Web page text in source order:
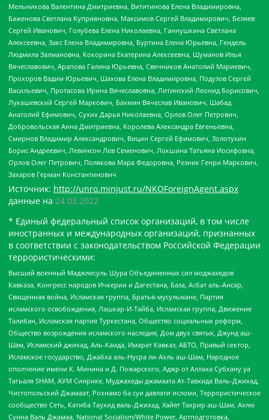
Мельникова Валентина Дмитриевна, Вититинова Елена Владимировна,
Баженова Светлана Куприяновна, Максимов Сергей Владимирович, Беляев
Сергей Иванович, Голубева Елена Николаевна, Ганнушкина Светлана
Алексеевна, Закс Елена Владимировна, Буртина Елена Юрьевна, Гендель
Людмила Залмановна, Кокорина Екатерина Алексеевна, Шуманов Илья
Вячеславович, Арапова Галина Юрьевна, Свечников Анатолий Мариевич,
Прохоров Вадим Юрьевич, Шахова Елена Владимировна, Подузов Сергей
Васильевич, Протасова Ирина Вячеславовна, Литинский Леонид Борисович,
Лукашевский Сергей Маркович, Бахмин Вячеслав Иванович, Шабад
Анатолий Ефимович, Сухих Дарья Николаевна, Орлов Олег Петрович,
Добровольская Анна Дмитриевна, Королева Александра Евгеньевна,
Смирнов Владимир Александрович, Вицин Сергей Ефимович, Золотухин
Борис Андреевич, Левинсон Лев Семенович, Локшина Татьяна Иосифовна,
Орлов Олег Петрович, Полякова Мара Федоровна, Резник Генри Маркович,
Захаров Герман Константинович
Источник: http://unro.minjust.ru/NKOForeignAgent.aspx
данные на 24.03.2022
* Единый федеральный список организаций, в том числе
иностранных и международных организаций, признанных
в соответствии с законодательством Российской Федерации
террористическими:
Высший военный Маджлисуль Шура Объединенных сил моджахедов
Кавказа, Конгресс народов Ичкерии и Дагестана, База, Асбат аль-Ансар,
Священная война, Исламская группа, Братья-мусульмане, Партия
исламского освобождения, Лашкар-И-Тайба, Исламская группа, Движение
Талибан, Исламская партия Туркестана, Общество социальных реформ,
Общество возрождения исламского наследия, Дом двух святых, Джунд аш-
Шам, Исламский джихад, Аль-Каида, Имарат Кавказ, АБТО, Правый сектор,
Исламское государство, Джабха аль-Нусра ли-Ахль аш-Шам, Народное
ополчение имени К. Минина и Д. Пожарского, Аджр от Аллаха Субхану уа
Тагьаля SHAM, АУМ Синрике, Муджахеды джамаата Ат-Тавхида Валь-Джихад,
Чистопольский Джамаат, Рохнамо ба суи давлати исломи, Террористическое
сообщество Сеть, Катиба Таухид валь-Джихад, Хайят Тахрир аш-Шам, Ахлю
Сунна Валь Джамаа, National Socialism/White Power, Артподготовка,